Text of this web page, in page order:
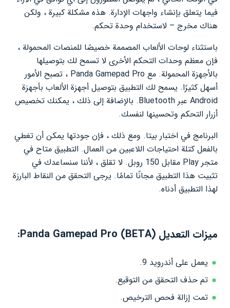
فيما يتعلق بإنشاء واجهات الإدارة. هذه مشكلة كبيرة ، ولكن
هناك مخرج – لاستخدام وحدة تحكم.
باستثناء لوحات الألعاب المصممة خصيصًا للمنصات المحمولة ،
فإن معظم وحدات التحكم الأخرى لا تسمح لك بتوصيلها
بالأجهزة المحمولة. مع Panda Gamepad Pro ، تصبح الأمور
أسهل كثيرًا. يسمح لك التطبيق بتوصيل أجهزة الألعاب بأجهزة
Android عبر Bluetooth. بالإضافة إلى ذلك ، يمكنك تخصيص
أزرار التحكم وتحسينها لنفسك.
البرنامج في اختبار بيتا. ومع ذلك ، فإن جودتها يمكن أن تغطي
بالفعل كتلة احتياجات اللاعبين من العمال. التطبيق متاح في
متجر Play مقابل 150 روبل. لا تقلق ، لأننا سنساعدك في
تثبيت هذا التطبيق مجانًا تمامًا. يرجى التحقق من النقاط البارزة
لهذا التطبيق أدناه.
ميزات التعديل Panda Gamepad Pro (BETA):
يعمل على أندرويد 9.
تم حذف التحقق من التوقيع.
تمت إزالة فحص الترخيص.